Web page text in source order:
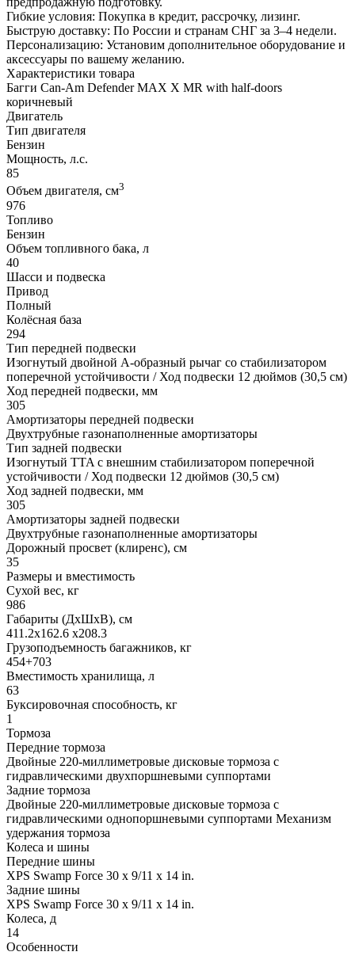
Гибкие условия: Покупка в кредит, рассрочку, лизинг.
Быструю доставку: По России и странам СНГ за 3–4 недели.
Персонализацию: Установим дополнительное оборудование и
аксессуары по вашему желанию.
Характеристики товара
Багги Can-Am Defender MAX X MR with half-doors
коричневый
Двигатель
Тип двигателя
Бензин
Мощность, л.с.
85
Объем двигателя, см3
976
Топливо
Бензин
Объем топливного бака, л
40
Шасси и подвеска
Привод
Полный
Колёсная база
294
Тип передней подвески
Изогнутый двойной А-образный рычаг со стабилизатором
поперечной устойчивости / Ход подвески 12 дюймов (30,5 см)
Ход передней подвески, мм
305
Амортизаторы передней подвески
Двухтрубные газонаполненные амортизаторы
Тип задней подвески
Изогнутый TTA с внешним стабилизатором поперечной
устойчивости / Ход подвески 12 дюймов (30,5 см)
Ход задней подвески, мм
305
Амортизаторы задней подвески
Двухтрубные газонаполненные амортизаторы
Дорожный просвет (клиренс), см
35
Размеры и вместимость
Сухой вес, кг
986
Габариты (ДхШхВ), см
411.2x162.6 x208.3
Грузоподъемность багажников, кг
454+703
Вместимость хранилища, л
63
Буксировочная способность, кг
1
Тормоза
Передние тормоза
Двойные 220-миллиметровые дисковые тормоза с
гидравлическими двухпоршневыми суппортами
Задние тормоза
Двойные 220-миллиметровые дисковые тормоза с
гидравлическими однопоршневыми суппортами Механизм
удержания тормоза
Колеса и шины
Передние шины
XPS Swamp Force 30 x 9/11 x 14 in.
Задние шины
XPS Swamp Force 30 x 9/11 x 14 in.
Колеса, д
14
Особенности